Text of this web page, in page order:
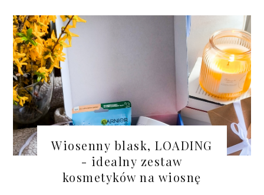
Wiosenny blask, LOADING
- idealny zestaw
kosmetyków na wiosnę